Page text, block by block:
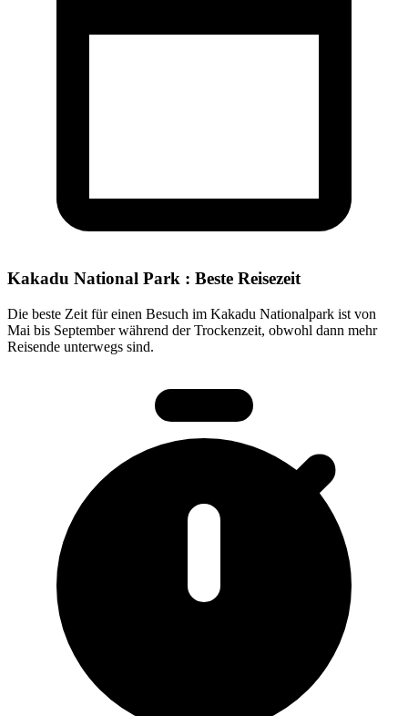
Kakadu National Park : Beste Reisezeit
Die beste Zeit für einen Besuch im Kakadu Nationalpark ist von
Mai bis September während der Trockenzeit, obwohl dann mehr
Reisende unterwegs sind.